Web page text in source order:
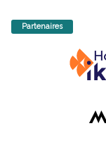
Partenaires